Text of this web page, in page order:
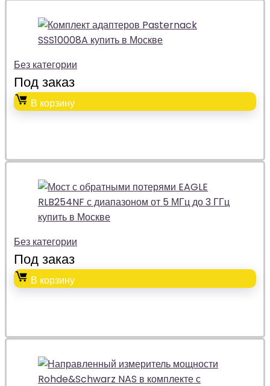
Без категории
Под заказ
В корзину
Без категории
Под заказ
В корзину